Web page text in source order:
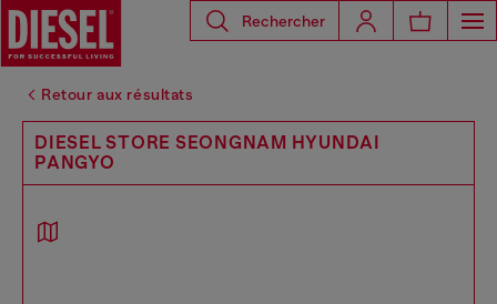
Rechercher
Retour aux résultats
DIESEL STORE SEONGNAM HYUNDAI
PANGYO